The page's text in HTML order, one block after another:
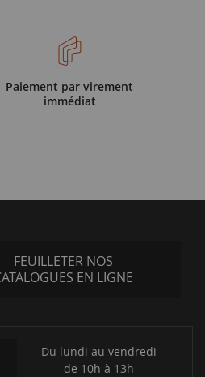
Paiement par virement
immédiat
FEUILLETER NOS
EN LIGNE
Du lundi au vendredi
de 10h à 13h